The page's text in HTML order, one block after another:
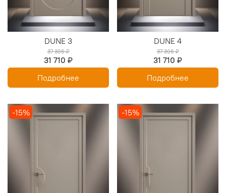
DUNE 3
37 306 ₽
31 710 ₽
Подробнее
DUNE 4
37 306 ₽
31 710 ₽
Подробнее
-15% -15%